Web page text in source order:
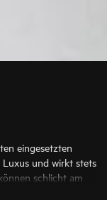
eingesetzten
und wirkt stets
schlicht am
Ausführung